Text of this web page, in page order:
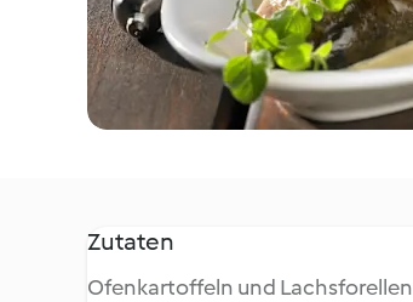
Zutaten
Ofenkartoffeln und Lachsforellen